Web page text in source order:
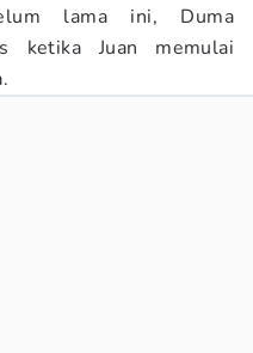
lama ini, Duma
ketika Juan memulai